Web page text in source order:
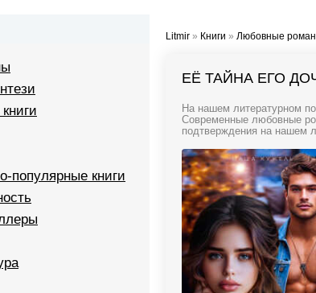
Litmir » Книги » Любовные
ЕЁ ТАЙНА ЕГО
На нашем литературном
Современные любовные
подтверждения на нашем
популярные книги